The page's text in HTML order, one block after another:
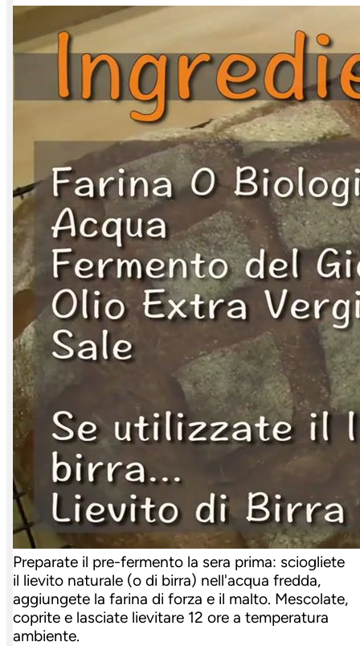
Preparate il pre-fermento la sera prima: sciogliete
il lievito naturale (o di birra) nell'acqua fredda,
aggiungete la farina di forza e il malto. Mescolate,
coprite e lasciate lievitare 12 ore a temperatura
ambiente.